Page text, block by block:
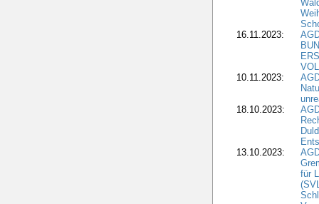
16.11.2023:
10.11.2023:
18.10.2023:
13.10.2023:
für